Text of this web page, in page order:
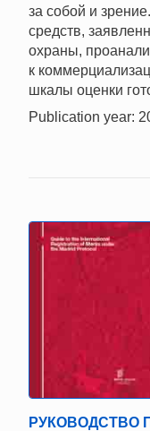
за собой и
средств,
охраны,
к
шкалы оценки
Publication year:
РУКОВОДСТВО